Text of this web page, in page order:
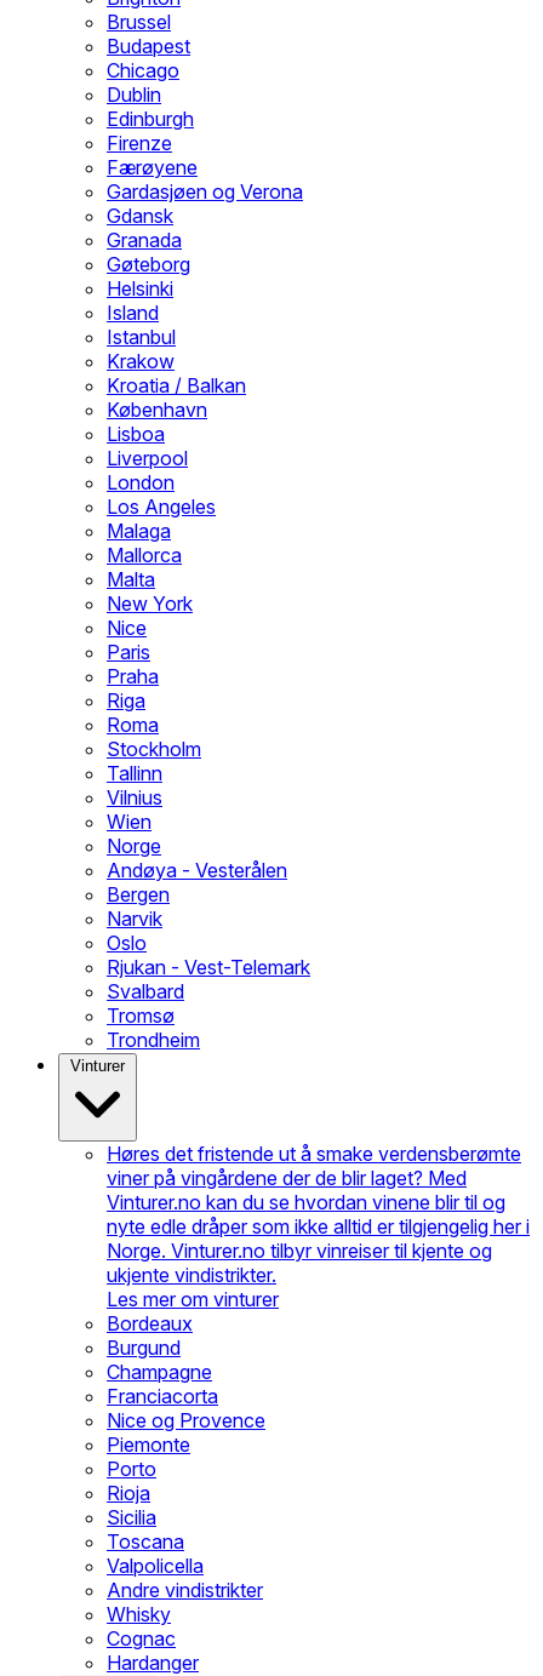
Brussel
Budapest
Chicago
Dublin
Edinburgh
Firenze
Færøyene
Gardasjøen og Verona
Gdansk
Granada
Gøteborg
Helsinki
Island
Istanbul
Krakow
Kroatia / Balkan
København
Lisboa
Liverpool
London
Los Angeles
Malaga
Mallorca
Malta
New York
Nice
Paris
Praha
Riga
Roma
Stockholm
Tallinn
Vilnius
Wien
Norge
Andøya - Vesterålen
Bergen
Narvik
Oslo
Rjukan - Vest-Telemark
Svalbard
Tromsø
Trondheim
Vinturer
Høres det fristende ut å smake verdensberømte
viner på vingårdene der de blir laget? Med
Vinturer.no kan du se hvordan vinene blir til og
nyte edle dråper som ikke alltid er tilgjengelig her i
Norge. Vinturer.no tilbyr vinreiser til kjente og
ukjente vindistrikter.
Les mer om vinturer
Bordeaux
Burgund
Champagne
Franciacorta
Nice og Provence
Piemonte
Porto
Rioja
Sicilia
Toscana
Valpolicella
Andre vindistrikter
Whisky
Cognac
Hardanger